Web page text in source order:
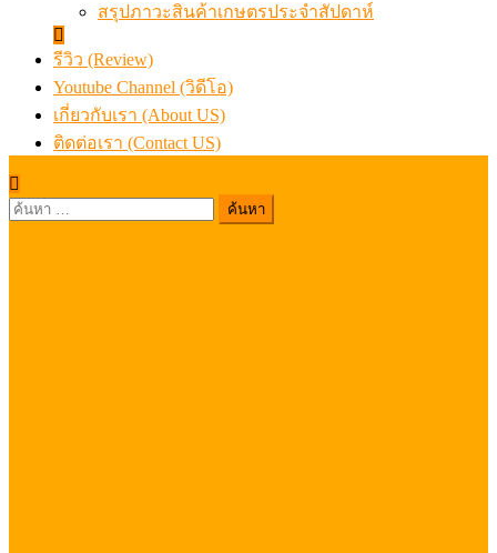
สรุปภาวะสินค้าเกษตรประจำสัปดาห์
รีวิว (Review)
Youtube Channel (วิดีโอ)
เกี่ยวกับเรา (About US)
ติดต่อเรา (Contact US)
ค้นหา